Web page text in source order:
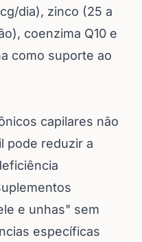
dia), zinco (25 a
coenzima Q10 e
como suporte ao
capilares não
pode reduzir a
e unhas" sem
específicas